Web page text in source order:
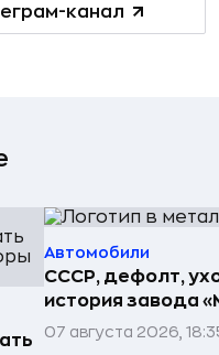
канал
Автомобили
СССР, дефолт,
история завода
07 августа 2026,